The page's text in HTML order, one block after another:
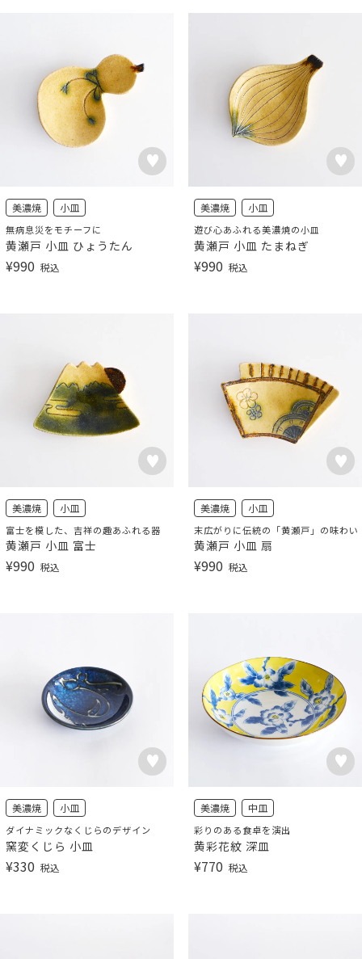
美濃焼 小皿
無病息災をモチーフに
黄瀬戸 小皿 ひょうたん
¥990 税込
美濃焼 小皿
遊び心あふれる美濃焼の小皿
黄瀬戸 小皿 たまねぎ
¥990 税込
美濃焼 小皿
富士を模した、吉祥の趣あふれる器
黄瀬戸 小皿 富士
¥990 税込
美濃焼 小皿
末広がりに伝統の「黄瀬戸」の味わい
黄瀬戸 小皿 扇
¥990 税込
美濃焼 小皿
ダイナミックなくじらのデザイン
窯変くじら 小皿
¥330 税込
美濃焼 中皿
彩りのある食卓を演出
黄彩花紋 深皿
¥770 税込